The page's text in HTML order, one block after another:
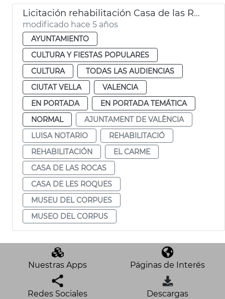
Licitación rehabilitación Casa de las Rocas
modificado hace 5 años
AYUNTAMIENTO
CULTURA Y FIESTAS POPULARES
CULTURA
TODAS LAS AUDIENCIAS
CIUTAT VELLA
VALENCIA
EN PORTADA
EN PORTADA TEMÁTICA
NORMAL
AJUNTAMENT DE VALÈNCIA
LUISA NOTARIO
REHABILITACIÓ
REHABILITACIÓN
EL CARME
CASA DE LAS ROCAS
CASA DE LES ROQUES
MUSEU DEL CORPUES
MUSEO DEL CORPUS
Nuestras Apps Páginas de Interés
Redes Sociales Descargas